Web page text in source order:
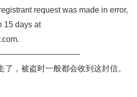
request was made in error,
15 days at
了，被盗时一般都会收到这封信。